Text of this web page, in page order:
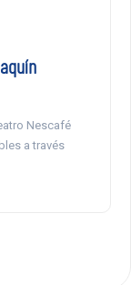
Nescafé
a través